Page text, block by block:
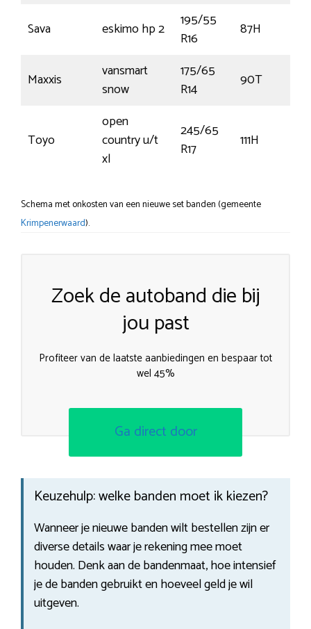
Sava eskimo hp 2
195/55
R16
87H
Maxxis
vansmart
snow
175/65
R14
90T
Toyo
open
country u/t
xl
245/65
R17
111H
Schema met onkosten van een nieuwe set banden (gemeente
Krimpenerwaard).
Zoek de autoband die bij
jou past
Profiteer van de laatste aanbiedingen en bespaar tot
wel 45%
Ga direct door
Keuzehulp: welke banden moet ik kiezen?
Wanneer je nieuwe banden wilt bestellen zijn er
diverse details waar je rekening mee moet
houden. Denk aan de bandenmaat, hoe intensief
je de banden gebruikt en hoeveel geld je wil
uitgeven.